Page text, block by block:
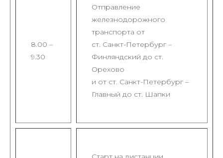
8.00 –
9.30
Отправление
железнодорожного
транспорта от
ст. Санкт-Петербург –
Финляндский до ст.
Орехово
и от ст. Санкт-Петербург –
Главный до ст. Шапки